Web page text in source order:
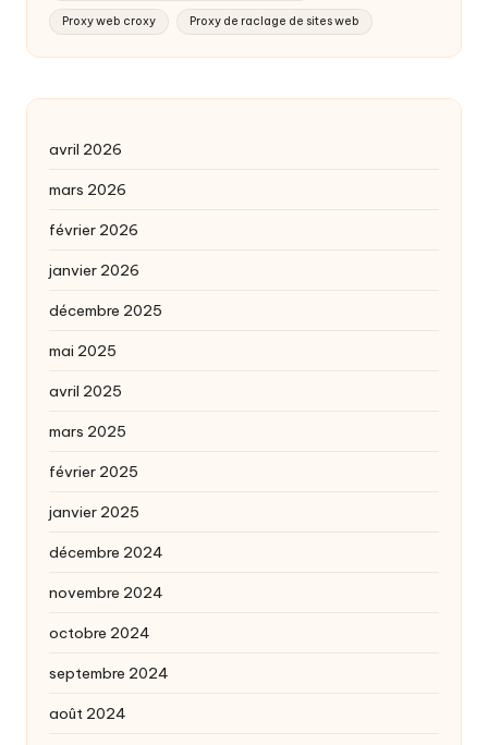
Proxy web croxy Proxy de raclage de sites web
avril 2026
mars 2026
février 2026
janvier 2026
décembre 2025
mai 2025
avril 2025
mars 2025
février 2025
janvier 2025
décembre 2024
novembre 2024
octobre 2024
septembre 2024
août 2024